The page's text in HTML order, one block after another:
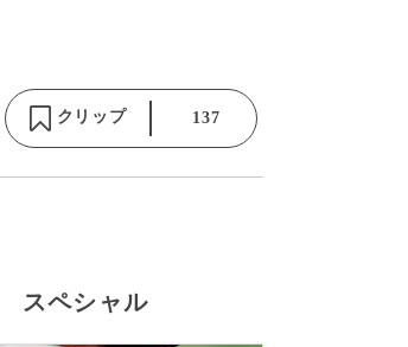
クリップ 137
スペシャル